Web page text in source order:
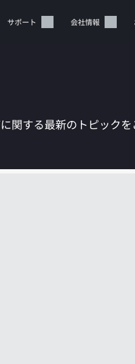
サポート 会社情報
する最新のトピックを